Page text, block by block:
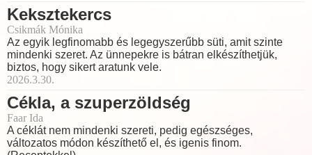
Keksztekercs
Csikmák Mónika
Az egyik legfinomabb és legegyszerűbb süti, amit szinte
mindenki szeret. Az ünnepekre is bátran elkészíthetjük,
biztos, hogy sikert aratunk vele.
2026.3.30.
Cékla, a szuperzöldség
Faar Ida
A céklát nem mindenki szereti, pedig egészséges,
változatos módon készíthető el, és igenis finom.